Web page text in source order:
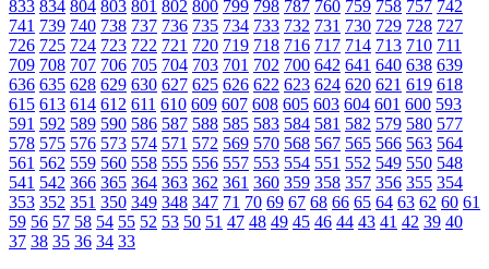
833 834 804 803 801 802 800 799 798 787 760 759 758 757 742
741 739 740 738 737 736 735 734 733 732 731 730 729 728 727
726 725 724 723 722 721 720 719 718 716 717 714 713 710 711
709 708 707 706 705 704 703 701 702 700 642 641 640 638 639
636 635 628 629 630 627 625 626 622 623 624 620 621 619 618
615 613 614 612 611 610 609 607 608 605 603 604 601 600 593
591 592 589 590 586 587 588 585 583 584 581 582 579 580 577
578 575 576 573 574 571 572 569 570 568 567 565 566 563 564
561 562 559 560 558 555 556 557 553 554 551 552 549 550 548
541 542 366 365 364 363 362 361 360 359 358 357 356 355 354
353 352 351 350 349 348 347 71 70 69 67 68 66 65 64 63 62 60 61
59 56 57 58 54 55 52 53 50 51 47 48 49 45 46 44 43 41 42 39 40
37 38 35 36 34 33